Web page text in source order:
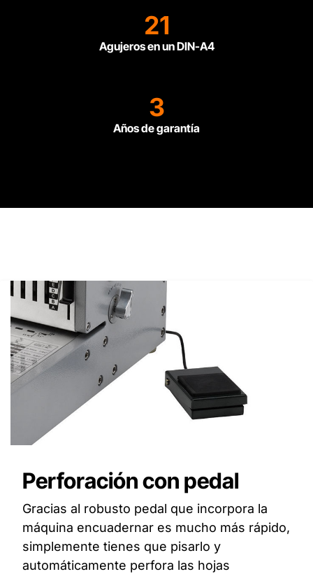
21
Agujeros en un DIN-A4
3
Años de garantía
Perforación con pedal
Gracias al robusto pedal que incorpora la
máquina encuadernar es mucho más rápido,
simplemente tienes que pisarlo y
automáticamente perfora las hojas